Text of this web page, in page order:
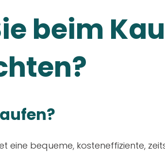
beim
eine bequeme, kosteneffiziente,